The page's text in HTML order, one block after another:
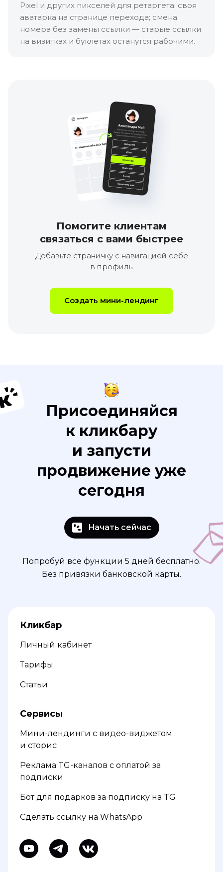
Pixel и других пикселей для ретаргета; своя
аватарка на странице перехода; смена
номера без замены ссылки — старые ссылки
на визитках и буклетах останутся рабочими.
Помогите клиентам
связаться с вами быстрее
Добавьте страничку с навигацией себе
в профиль
Создать мини-лендинг
Присоединяйся
к кликбару
и запусти
продвижение уже
сегодня
Начать сейчас
Попробуй все функции 5 дней бесплатно.
Без привязки банковской карты.
Кликбар
Личный кабинет
Тарифы
Статьи
Сервисы
Мини-лендинги с видео-виджетом
и сторис
Реклама TG-каналов с оплатой за
подписки
Бот для подарков за подписку на TG
Сделать ссылку на WhatsApp